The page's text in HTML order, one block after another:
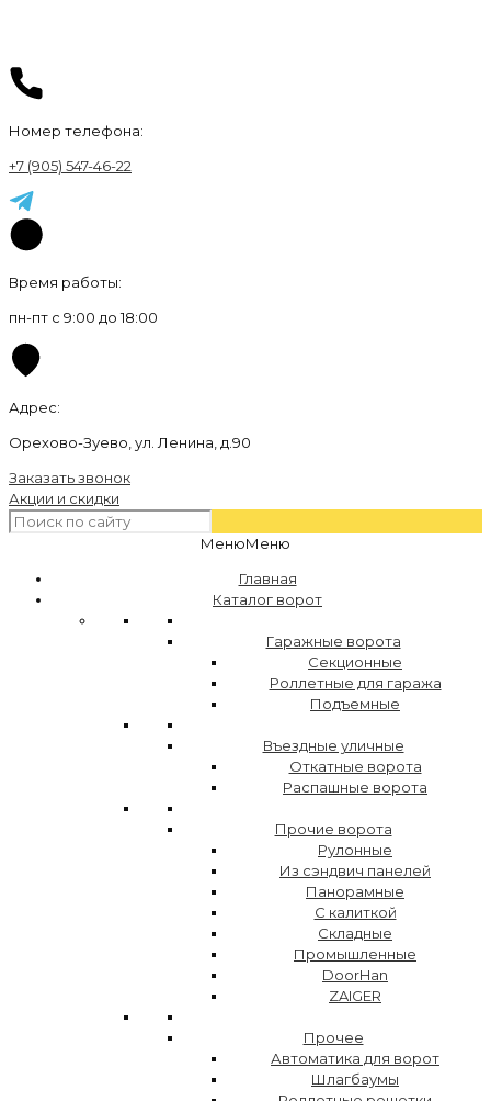
Номер телефона:
+7 (905) 547-46-22
Время работы:
пн-пт с 9:00 до 18:00
Адрес:
Орехово-Зуево, ул. Ленина, д.90
Заказать звонок
Акции и скидки
МенюМеню
Главная
Каталог ворот
Гаражные ворота
Секционные
Роллетные для гаража
Подъемные
Въездные уличные
Откатные ворота
Распашные ворота
Прочие ворота
Рулонные
Из сэндвич панелей
Панорамные
С калиткой
Складные
Промышленные
DoorHan
ZAIGER
Прочее
Автоматика для ворот
Шлагбаумы